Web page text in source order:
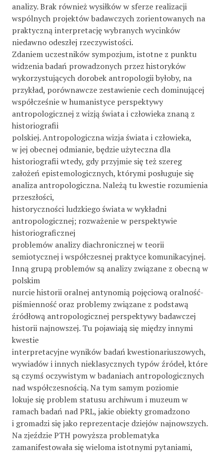
analizy. Brak również wysiłków w sferze realizacji
wspólnych projektów badawczych zorientowanych na
praktyczną interpretację wybranych wycinków
niedawno odeszłej rzeczywistości.
Zdaniem uczestników sympozjum, istotne z punktu
widzenia badań prowadzonych przez historyków
wykorzystujących dorobek antropologii byłoby, na
przykład, porównawcze zestawienie cech dominującej
współcześnie w humanistyce perspektywy
antropologicznej z wizją świata i człowieka znaną z
historiografii
polskiej. Antropologiczna wizja świata i człowieka,
w jej obecnej odmianie, będzie użyteczna dla
historiografii wtedy, gdy przyjmie się też szereg
założeń epistemologicznych, którymi posługuje się
analiza antropologiczna. Należą tu kwestie rozumienia
przeszłości,
historyczności ludzkiego świata w wykładni
antropologicznej; rozważenie w perspektywie
historiograficznej
problemów analizy diachronicznej w teorii
semiotycznej i współczesnej praktyce komunikacyjnej.
Inną grupą problemów są analizy związane z obecną w
polskim
nurcie historii oralnej antynomią pojęciową oralność-
piśmienność oraz problemy związane z podstawą
źródłową antropologicznej perspektywy badawczej
historii najnowszej. Tu pojawiają się między innymi
kwestie
interpretacyjne wyników badań kwestionariuszowych,
wywiadów i innych nieklasycznych typów źródeł, które
są czymś oczywistym w badaniach antropologicznych
nad współczesnością. Na tym samym poziomie
lokuje się problem statusu archiwum i muzeum w
ramach badań nad PRL, jakie obiekty gromadzono
i gromadzi się jako reprezentacje dziejów najnowszych.
Na zjeździe PTH powyższa problematyka
zamanifestowała się wieloma istotnymi pytaniami,